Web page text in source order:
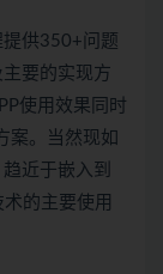
提供350+问题
要的实现方
使用效果同时
案。当然现如
近于嵌入到
的主要使用